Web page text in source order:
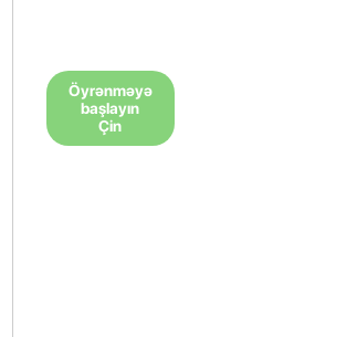
Öyrənməyə
başlayın
Çin